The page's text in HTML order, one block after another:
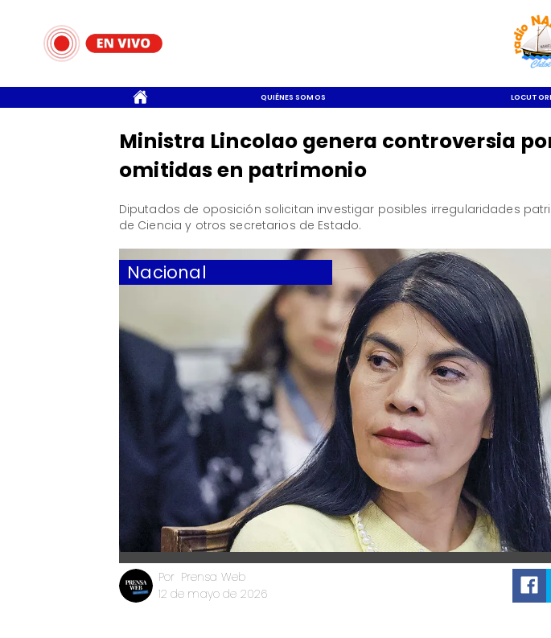
QUIÉNES SOMOS
Nacional
Prensa Web
Por
12 de mayo de 2026
Ministra Lincolao genera controversia
omitidas en patrimonio
Diputados de oposición solicitan investigar posibles irregularidades
de Ciencia y otros secretarios de Estado.